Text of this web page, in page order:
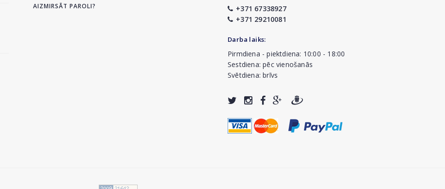
AIZMIRSĀT PAROLI?
+371 67338927
+371 29210081
Darba laiks:
Pirmdiena - piektdiena: 10:00 - 18:00
Sestdiena: pēc vienošanās
Svētdiena: brīvs